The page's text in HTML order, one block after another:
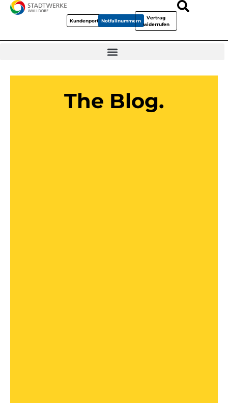
KundenportalNotfallnummern
Vertrag
widerrufen
The Blog.